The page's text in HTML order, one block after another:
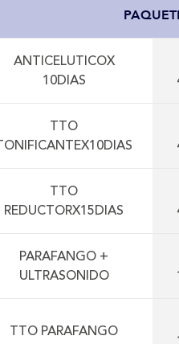
ANTICELUTICOX
10DIAS
TTO
TTO
REDUCTORX15DIAS
PARAFANGO +
ULTRASONIDO
TTO PARAFANGO